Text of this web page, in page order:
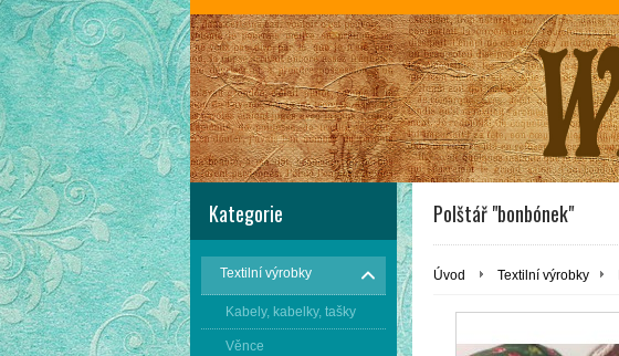
Kategorie
Textilní výrobky
Kabely, kabelky, tašky
Věnce
Polštář "bonbónek"
Úvod Textilní výrobky